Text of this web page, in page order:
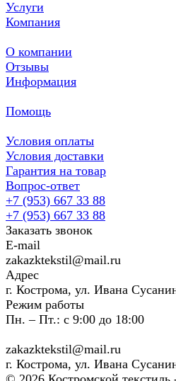
Услуги
Компания
О компании
Отзывы
Информация
Помощь
Условия оплаты
Условия доставки
Гарантия на товар
Вопрос-ответ
+7 (953) 667 33 88
+7 (953) 667 33 88
Заказать звонок
E-mail
zakazktekstil@mail.ru
Адрес
г. Кострома, ул. Ивана
Режим работы
Пн. – Пт.: с 9:00 до 18:00
zakazktekstil@mail.ru
г. Кострома, ул. Ивана